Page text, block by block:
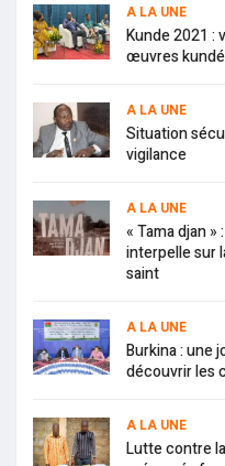
A LA UNE
Kunde 2021 :
œuvres
A LA UNE
Situation
vigilance
A LA UNE
« Tama djan »
interpelle sur
saint
A LA UNE
Burkina : une
découvrir les
A LA UNE
Lutte contre